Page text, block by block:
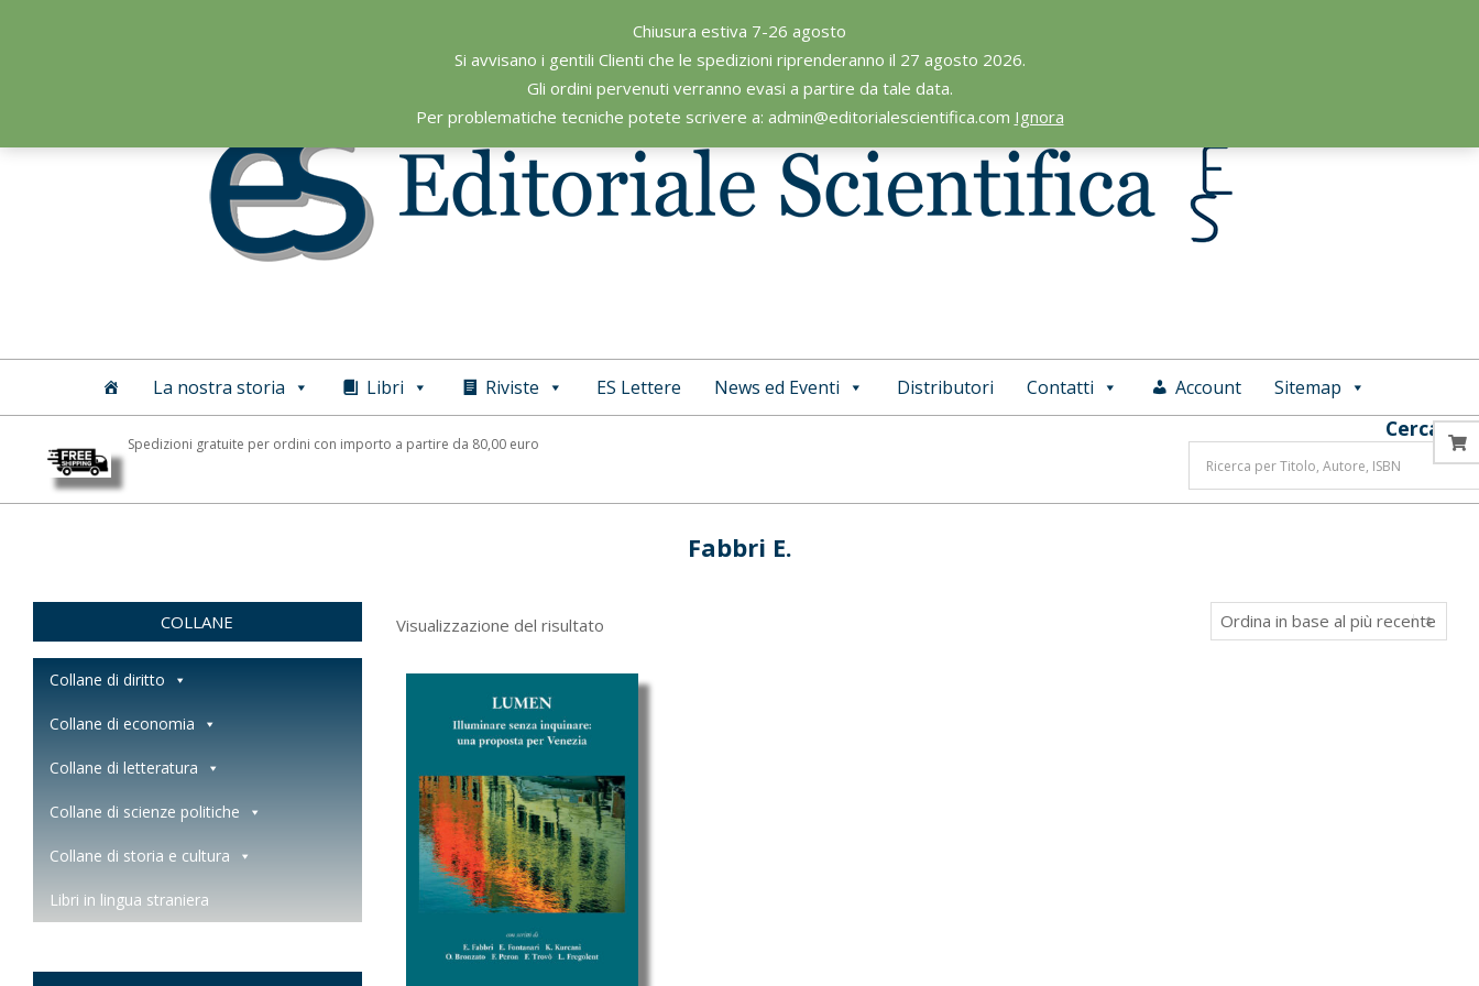
Chiusura estiva 7-26 agosto
Si avvisano i gentili Clienti che le spedizioni riprenderanno il 27 agosto 2026.
Gli ordini pervenuti verranno evasi a partire da tale data.
Per problematiche tecniche potete scrivere a: admin@editorialescientifica.com Ignora
Editoriale
Scientifica
Primary
La nostra storia Libri Riviste ES Lettere News ed Eventi Distributori Contatti Account Sitemap
Spedizioni gratuite per ordini con importo a partire da 80,00 euro
Cerca
Fabbri E.
Visualizzazione del risultato
COLLANE
Collane di diritto
Collane di economia
Collane di letteratura
Collane di scienze politiche
Collane di storia e cultura
Libri in lingua straniera